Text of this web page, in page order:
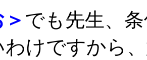
でも先生、
わけですから